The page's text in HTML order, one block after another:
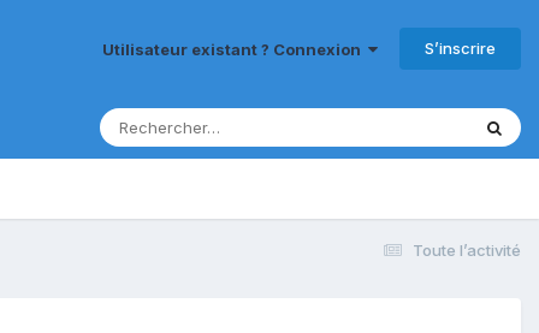
Utilisateur existant ? Connexion S’inscrire
Toute l’activité